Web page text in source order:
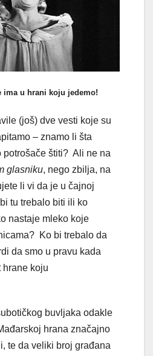
ima u hrani koju jedemo!
(još) dve vesti koje su
– znamo li šta
potrošače štiti? Ali ne na
glasniku, nego zbilja, na
li vi da je u čajnoj
tu trebalo biti ili ko
nastaje mleko koje
Ko bi trebalo da
da smo u pravu kada
hrane koju
buvljaka odakle
hrana značajno
te da veliki broj građana